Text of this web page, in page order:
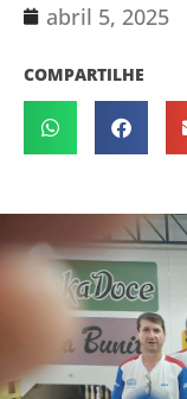
abril 5, 2025
COMPARTILHE